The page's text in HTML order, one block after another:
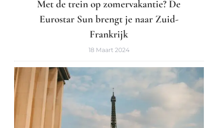
Met de trein op zomervakantie? De
Eurostar Sun brengt je naar Zuid-
Frankrijk
18 Maart 2024